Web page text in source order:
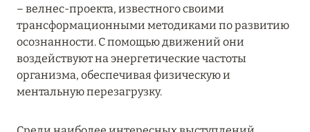
Подробнее
20 августа 2024
ВЫГОДНАЯ АРИФМЕТИКА ОТ ULTIMA GSTAAD
Подробнее
– велнес-проекта, известного своими
трансформационными методиками по развитию
осознанности. С помощью движений они
воздействуют на энергетические частоты
организма, обеспечивая физическую и
ментальную перезагрузку.